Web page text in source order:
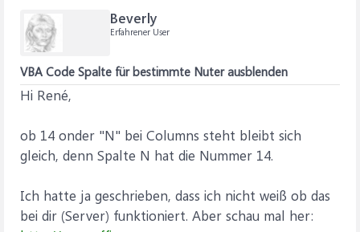
Beverly
Erfahrener User
VBA Code Spalte für bestimmte Nuter ausblenden
Hi René,
ob 14 onder "N" bei Columns steht bleibt sich
gleich, denn Spalte N hat die Nummer 14.
Ich hatte ja geschrieben, dass ich nicht weiß ob das
bei dir (Server) funktioniert. Aber schau mal her: